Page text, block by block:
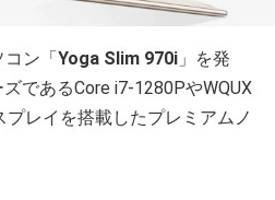
コン「Yoga Slim 970i 」を発
であるCore i7-1280PやWQUX
プレイを搭載したプレミアムノ